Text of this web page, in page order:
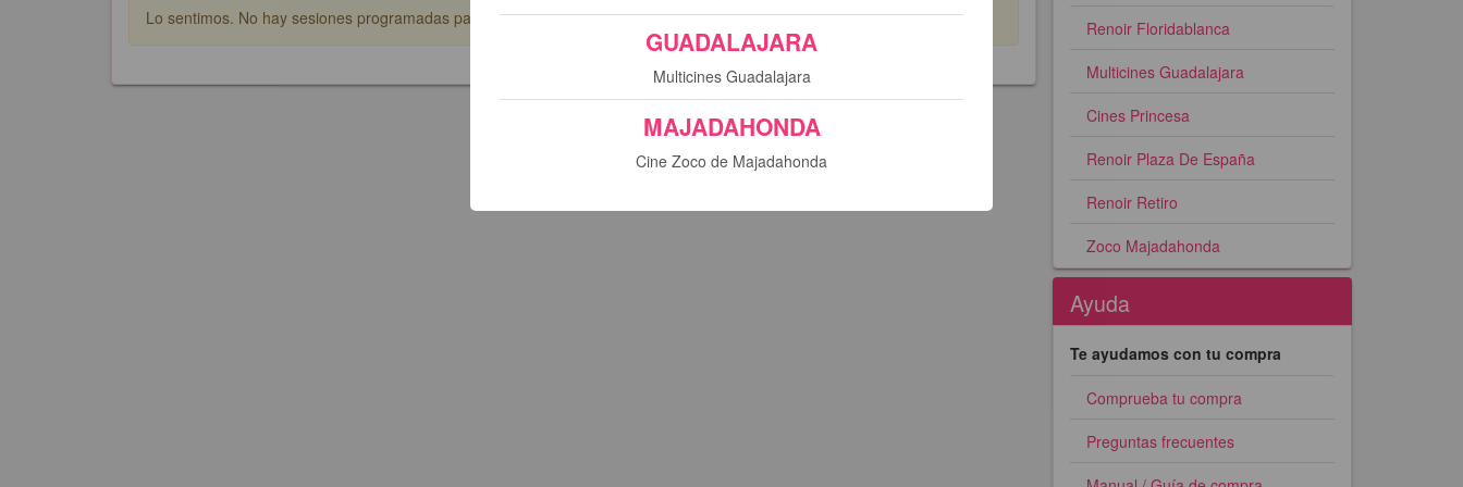
Lo sentimos. No hay sesiones programadas para esta película.
Renoir Floridablanca
Multicines Guadalajara
Cines Princesa
Renoir Plaza De España
Renoir Retiro
Zoco Majadahonda
Ayuda
Te ayudamos con tu compra
Comprueba tu compra
Preguntas frecuentes
GUADALAJARA
Multicines Guadalajara
MAJADAHONDA
Cine Zoco de Majadahonda